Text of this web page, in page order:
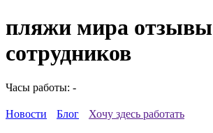
пляжи мира отзывы
сотрудников
Часы работы: -
Новости Блог Хочу здесь работать